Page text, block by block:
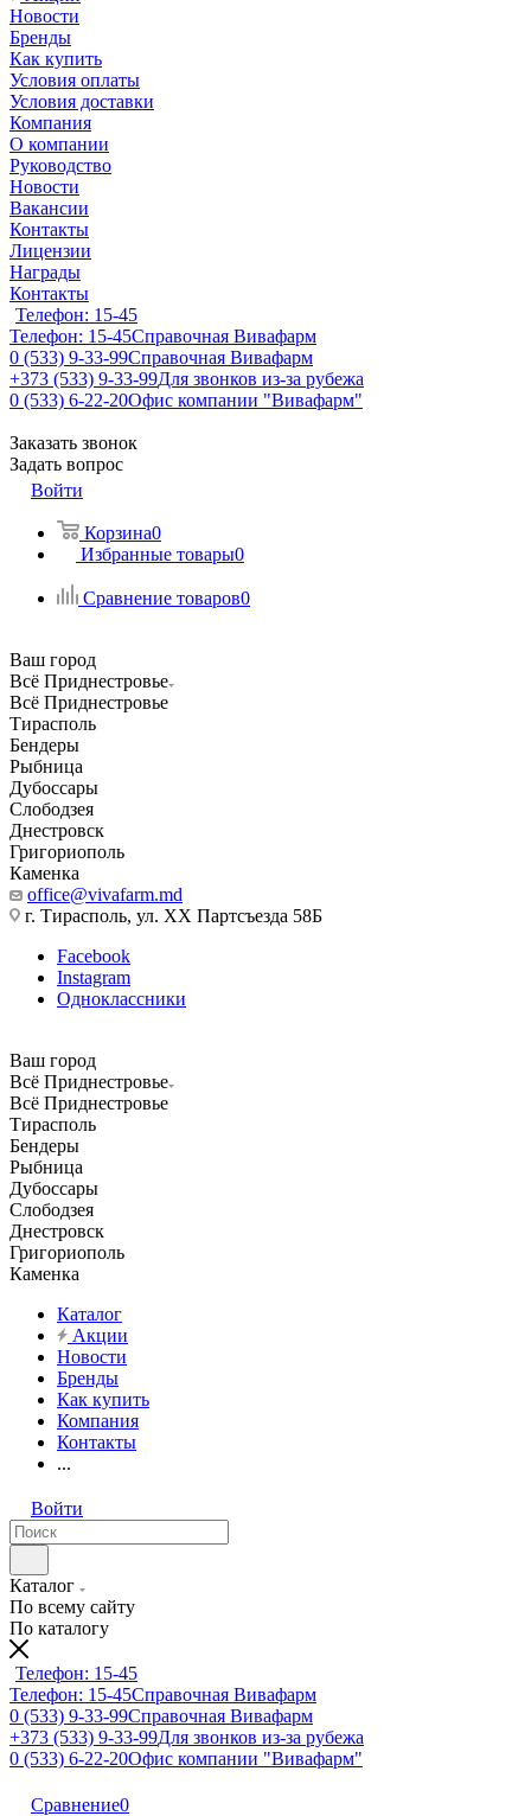
Новости
Бренды
Как купить
Условия оплаты
Условия доставки
Компания
О компании
Руководство
Новости
Вакансии
Контакты
Лицензии
Награды
Контакты
Телефон: 15-45
Телефон: 15-45Справочная Вивафарм
0 (533) 9-33-99Справочная Вивафарм
+373 (533) 9-33-99Для звонков из-за рубежа
0 (533) 6-22-20Офис компании "Вивафарм"
Заказать звонок
Задать вопрос
Войти
Корзина0
Избранные товары0
Сравнение товаров0
Ваш город
Всё Приднестровье
Всё Приднестровье
Тирасполь
Бендеры
Рыбница
Дубоссары
Слободзея
Днестровск
Григориополь
Каменка
office@vivafarm.md
г. Тирасполь, ул. ХХ Партсъезда 58Б
Facebook
Instagram
Одноклассники
Ваш город
Всё Приднестровье
Всё Приднестровье
Тирасполь
Бендеры
Рыбница
Дубоссары
Слободзея
Днестровск
Григориополь
Каменка
Каталог
Акции
Новости
Бренды
Как купить
Компания
Контакты
...
Войти
Каталог
По всему сайту
По каталогу
Телефон: 15-45
Телефон: 15-45Справочная Вивафарм
0 (533) 9-33-99Справочная Вивафарм
+373 (533) 9-33-99Для звонков из-за рубежа
0 (533) 6-22-20Офис компании "Вивафарм"
Сравнение0